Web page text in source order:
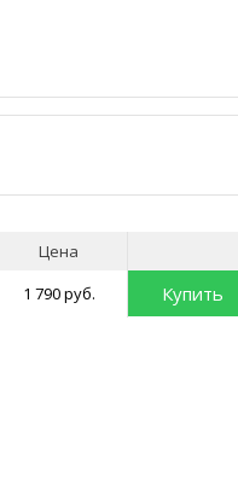
Цена
1 790 руб. Купить